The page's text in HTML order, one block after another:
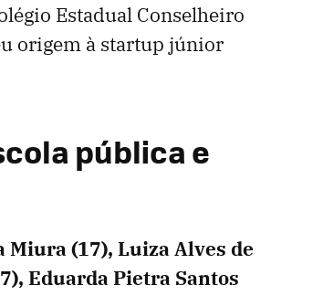
Estadual Conselheiro
origem à startup júnior
pública e
(17), Luiza Alves de
Eduarda Pietra Santos